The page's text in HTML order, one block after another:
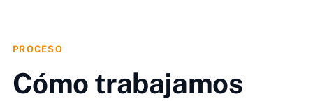
PROCESO
Cómo trabajamos